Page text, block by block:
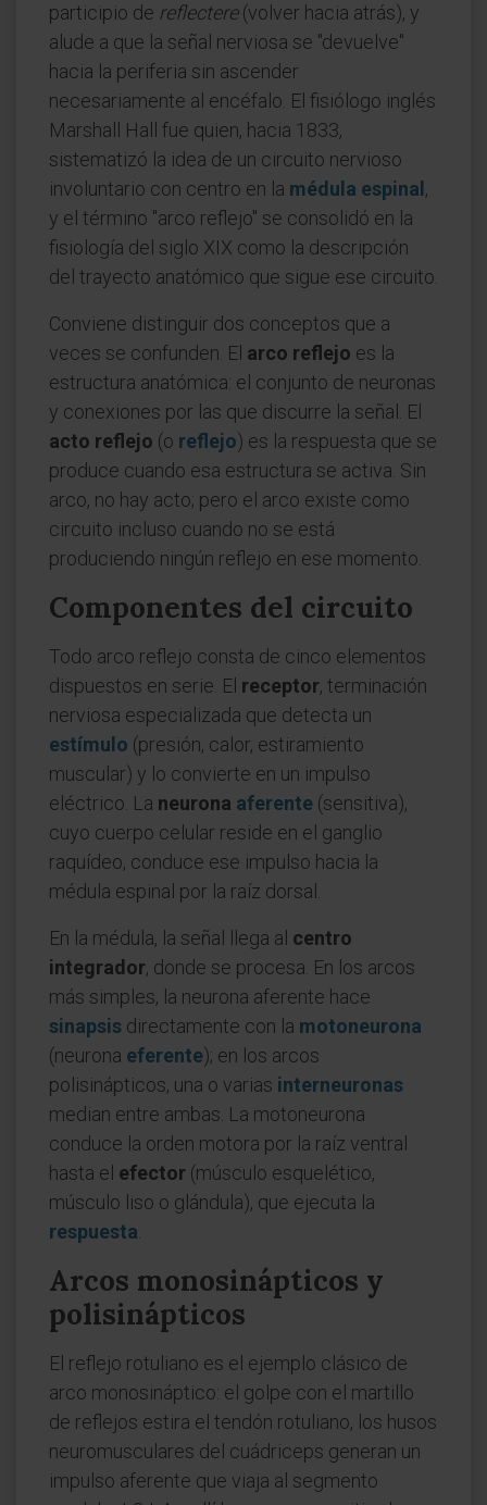
participio de reflectere(volver hacia atrás), y
alude a que la señal nerviosa se "devuelve"
hacia la periferia sin ascender
necesariamente al encéfalo. El fisiólogo inglés
Marshall Hall fue quien, hacia 1833,
sistematizó la idea de un circuito nervioso
involuntario con centro en la médula espinal ,
y el término "arco reflejo" se consolidó en la
fisiología del siglo XIX como la descripción
del trayecto anatómico que sigue ese circuito.
Conviene distinguir dos conceptos que a
veces se confunden. El arco reflejo es la
estructura anatómica: el conjunto de neuronas
y conexiones por las que discurre la señal. El
acto reflejo (o reflejo) es la respuesta que se
produce cuando esa estructura se activa. Sin
arco, no hay acto; pero el arco existe como
circuito incluso cuando no se está
produciendo ningún reflejo en ese momento.
Componentes del circuito
Todo arco reflejo consta de cinco elementos
dispuestos en serie. El receptor, terminación
nerviosa especializada que detecta un
estímulo (presión, calor, estiramiento
muscular) y lo convierte en un impulso
eléctrico. La neurona aferente (sensitiva),
cuyo cuerpo celular reside en el ganglio
raquídeo, conduce ese impulso hacia la
médula espinal por la raíz dorsal.
En la médula, la señal llega al centro
integrador, donde se procesa. En los arcos
más simples, la neurona aferente hace
sinapsis directamente con la motoneurona
(neurona eferente); en los arcos
polisinápticos, una o varias interneuronas
median entre ambas. La motoneurona
conduce la orden motora por la raíz ventral
hasta el efector (músculo esquelético,
músculo liso o glándula), que ejecuta la
respuesta
Arcos monosinápticos y
polisinápticos
El reflejo rotuliano es el ejemplo clásico de
arco monosináptico: el golpe con el martillo
de reflejos estira el tendón rotuliano, los husos
neuromusculares del cuádriceps generan un
impulso aferente que viaja al segmento